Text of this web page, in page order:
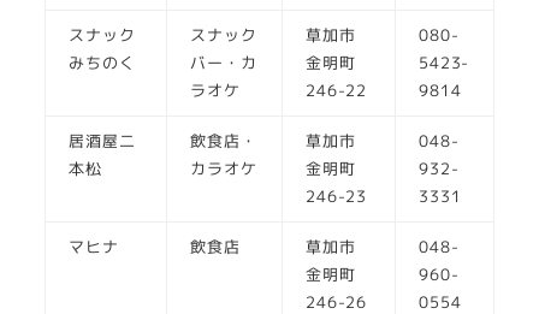
スナック
みちのく
スナック
バー・カ
ラオケ
草加市
金明町
246-22
080-
5423-
9814
居酒屋二
本松
飲食店・
カラオケ
草加市
金明町
246-23
048-
932-
3331
マヒナ 飲食店
草加市
金明町
246-26
048-
960-
0554